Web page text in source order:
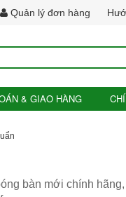
Quản lý đơn hàng
& GIAO HÀNG
bàn mới chính